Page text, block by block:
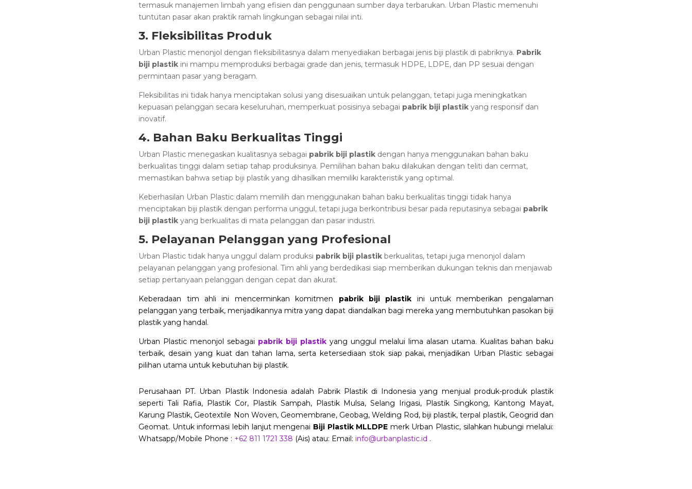
termasuk manajemen limbah yang efisien dan penggunaan sumber daya terbarukan. Urban Plastic memenuhi
tuntutan pasar akan praktik ramah lingkungan sebagai nilai inti.
3. Fleksibilitas Produk
Urban Plastic menonjol dengan fleksibilitasnya dalam menyediakan berbagai jenis biji plastik di pabriknya. Pabrik
biji plastik ini mampu memproduksi berbagai grade dan jenis, termasuk HDPE, LDPE, dan PP sesuai dengan
permintaan pasar yang beragam.
Fleksibilitas ini tidak hanya menciptakan solusi yang disesuaikan untuk pelanggan, tetapi juga meningkatkan
kepuasan pelanggan secara keseluruhan, memperkuat posisinya sebagai pabrik biji plastik yang responsif dan
inovatif.
4. Bahan Baku Berkualitas Tinggi
Urban Plastic menegaskan kualitasnya sebagai pabrik biji plastik dengan hanya menggunakan bahan baku
berkualitas tinggi dalam setiap tahap produksinya. Pemilihan bahan baku dilakukan dengan teliti dan cermat,
memastikan bahwa setiap biji plastik yang dihasilkan memiliki karakteristik yang optimal.
Keberhasilan Urban Plastic dalam memilih dan menggunakan bahan baku berkualitas tinggi tidak hanya
menciptakan biji plastik dengan performa unggul, tetapi juga berkontribusi besar pada reputasinya sebagai pabrik
biji plastik yang berkualitas di mata pelanggan dan pasar industri.
5. Pelayanan Pelanggan yang Profesional
Urban Plastic tidak hanya unggul dalam produksi pabrik biji plastik berkualitas, tetapi juga menonjol dalam
pelayanan pelanggan yang profesional. Tim ahli yang berdedikasi siap memberikan dukungan teknis dan menjawab
setiap pertanyaan pelanggan dengan cepat dan akurat.
Keberadaan tim ahli ini mencerminkan komitmen pabrik biji plastik ini untuk memberikan pengalaman
pelanggan yang terbaik, menjadikannya mitra yang dapat diandalkan bagi mereka yang membutuhkan pasokan biji
plastik yang handal.
Urban Plastic menonjol sebagai pabrik biji plastikyang unggul melalui lima alasan utama. Kualitas bahan baku
terbaik, desain yang kuat dan tahan lama, serta ketersediaan stok siap pakai, menjadikan Urban Plastic sebagai
pilihan utama untuk kebutuhan biji plastik.
Perusahaan PT. Urban Plastik Indonesia adalah Pabrik Plastik di Indonesia yang menjual produk-produk plastik
seperti Tali Rafia, Plastik Cor, Plastik Sampah, Plastik Mulsa, Selang Irigasi, Plastik Singkong, Kantong Mayat,
Karung Plastik, Geotextile Non Woven, Geomembrane, Geobag, Welding Rod, biji plastik, terpal plastik, Geogrid dan
Geomat. Untuk informasi lebih lanjut mengenai Biji Plastik MLLDPE merk Urban Plastic, silahkan hubungi melalui:
Whatsapp/Mobile Phone : +62 811 1721 338 (Ais) atau: Email: info@urbanplastic.id .